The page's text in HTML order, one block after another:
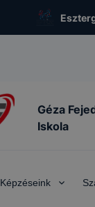
Géza
Iskola
Képzéseink